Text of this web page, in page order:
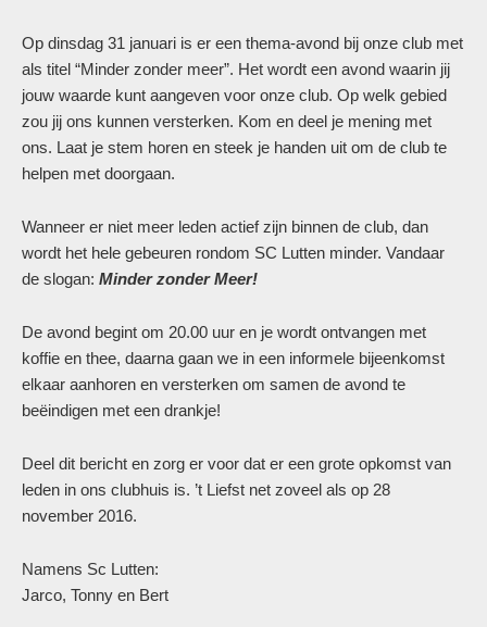
Op dinsdag 31 januari is er een thema-avond bij onze club met
als titel “Minder zonder meer”. Het wordt een avond waarin jij
jouw waarde kunt aangeven voor onze club. Op welk gebied
zou jij ons kunnen versterken. Kom en deel je mening met
ons. Laat je stem horen en steek je handen uit om de club te
helpen met doorgaan.
Wanneer er niet meer leden actief zijn binnen de club, dan
wordt het hele gebeuren rondom SC Lutten minder. Vandaar
de slogan: Minder zonder Meer!
De avond begint om 20.00 uur en je wordt ontvangen met
koffie en thee, daarna gaan we in een informele bijeenkomst
elkaar aanhoren en versterken om samen de avond te
beëindigen met een drankje!
Deel dit bericht en zorg er voor dat er een grote opkomst van
leden in ons clubhuis is. ’t Liefst net zoveel als op 28
november 2016.
Namens Sc Lutten:
Jarco, Tonny en Bert